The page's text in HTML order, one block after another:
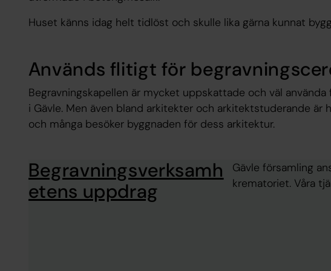
Huset känns idag helt tidlöst och skulle lika gärna kunnat
Används flitigt för
Begravningskapellen är mycket uppskattade och väl
i Gävle. Men även bland arkitekter och arkitektstuderande
och många besöker byggnaden för dess arkitektur.
Begravningsverksamh
etens uppdrag
Gävle församling
krematoriet. Våra